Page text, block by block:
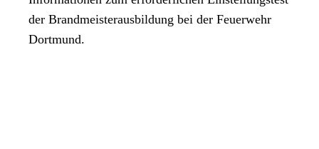
der Brandmeisterausbildung bei der Feuerwehr
Dortmund.